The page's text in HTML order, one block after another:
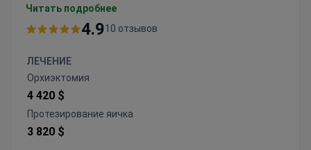
секспатологии и хирургии кисти. Врачи,
обладающие высокой специализацией и
предоставляют услуги высочайшего качества.
Например, согласно данным клиники, уровень
успешности лечения фимоза составляет 99,9%.
Клиника Menness Wellness обслуживает только
взрослых. Каждый год 1 000 пациентов
выбирают Menness Wellness Clinic для получения
Читать подробнее
4.910 отзывов
ЛЕЧЕНИЕ
Орхиэктомия
4 420 $
Протезирование яичка
3 820 $